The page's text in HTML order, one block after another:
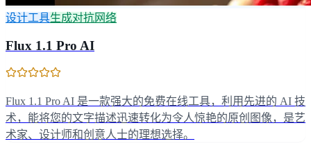
设计工具生成对抗网络
Flux 1.1 Pro AI
Flux 1.1 Pro AI 是一款强大的免费在线工具，利用先进的 AI 技
术，能将您的文字描述迅速转化为令人惊艳的原创图像，是艺
术家、设计师和创意人士的理想选择。